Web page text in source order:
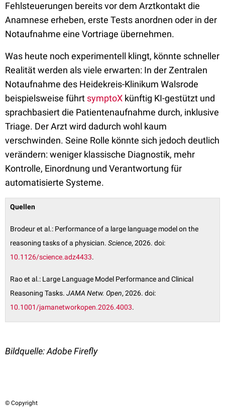
Fehlsteuerungen bereits vor dem Arztkontakt die
Anamnese erheben, erste Tests anordnen oder in der
Notaufnahme eine Vortriage übernehmen.
Was heute noch experimentell klingt, könnte schneller
Realität werden als viele erwarten: In der Zentralen
Notaufnahme des Heidekreis-Klinikum Walsrode
beispielsweise führt symptoX künftig KI-gestützt und
sprachbasiert die Patientenaufnahme durch, inklusive
Triage. Der Arzt wird dadurch wohl kaum
verschwinden. Seine Rolle könnte sich jedoch deutlich
verändern: weniger klassische Diagnostik, mehr
Kontrolle, Einordnung und Verantwortung für
automatisierte Systeme.
Quellen
Brodeur et al.: Performance of a large language model on the
reasoning tasks of a physician. Science, 2026. doi:
10.1126/science.adz4433.
Rao et al.: Large Language Model Performance and Clinical
Reasoning Tasks. JAMA Netw. Open, 2026. doi:
10.1001/jamanetworkopen.2026.4003.
Bildquelle: Adobe Firefly
© Copyright